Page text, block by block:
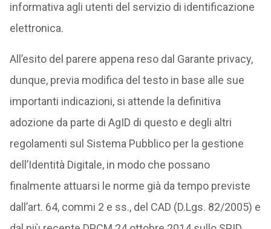
informativa agli utenti del servizio di identificazione
elettronica.
All’esito del parere appena reso dal Garante privacy,
dunque, previa modifica del testo in base alle sue
importanti indicazioni, si attende la definitiva
adozione da parte di AgID di questo e degli altri
regolamenti sul Sistema Pubblico per la gestione
dell’Identità Digitale, in modo che possano
finalmente attuarsi le norme già da tempo previste
dall’art. 64, commi 2 e ss., del CAD (D.Lgs. 82/2005) e